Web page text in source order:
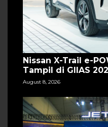
Nissan X-Trail e-
Tampil di GIIAS
August 8, 2026